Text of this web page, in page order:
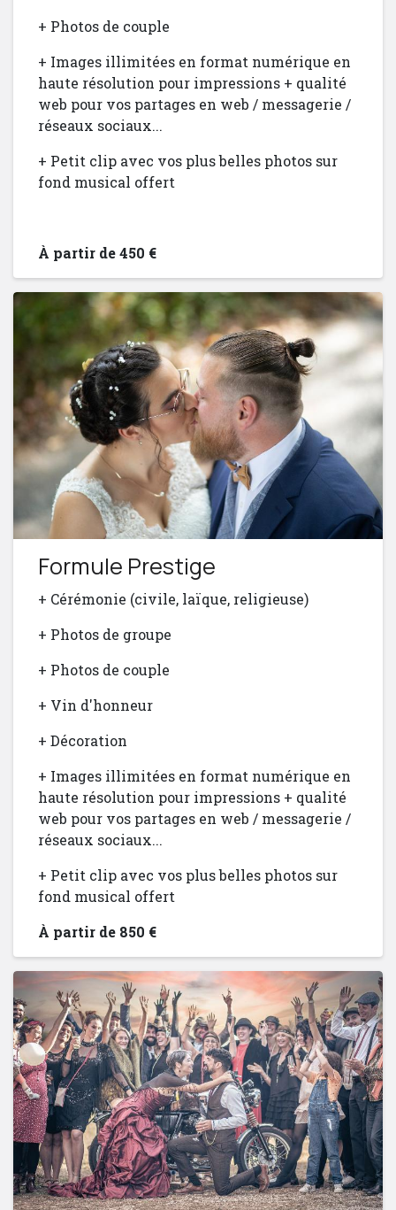
+ Photos de couple
+ Images illimitées en format numérique en
haute résolution pour impressions + qualité
web pour vos partages en web / messagerie /
réseaux sociaux...
+ Petit clip avec vos plus belles photos sur
fond musical offert
À partir de 450 €
Formule Prestige
+ Cérémonie (civile, laïque, religieuse)
+ Photos de groupe
+ Photos de couple
+ Vin d'honneur
+ Décoration
+ Images illimitées en format numérique en
haute résolution pour impressions + qualité
web pour vos partages en web / messagerie /
réseaux sociaux...
+ Petit clip avec vos plus belles photos sur
fond musical offert
À partir de 850 €